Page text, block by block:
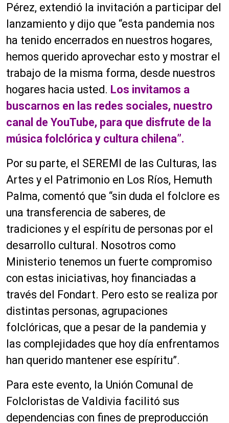
Pérez, extendió la invitación a participar del
lanzamiento y dijo que “esta pandemia nos
ha tenido encerrados en nuestros hogares,
hemos querido aprovechar esto y mostrar el
trabajo de la misma forma, desde nuestros
hogares hacia usted. Los invitamos a
buscarnos en las redes sociales, nuestro
canal de YouTube, para que disfrute de la
música folclórica y cultura chilena”.
Por su parte, el SEREMI de las Culturas, las
Artes y el Patrimonio en Los Ríos, Hemuth
Palma, comentó que “sin duda el folclore es
una transferencia de saberes, de
tradiciones y el espíritu de personas por el
desarrollo cultural. Nosotros como
Ministerio tenemos un fuerte compromiso
con estas iniciativas, hoy financiadas a
través del Fondart. Pero esto se realiza por
distintas personas, agrupaciones
folclóricas, que a pesar de la pandemia y
las complejidades que hoy día enfrentamos
han querido mantener ese espíritu”.
Para este evento, la Unión Comunal de
Folcloristas de Valdivia facilitó sus
dependencias con fines de preproducción